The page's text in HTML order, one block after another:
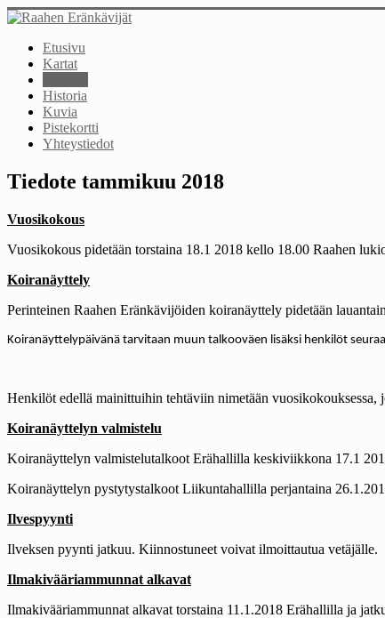
Etusivu
Kartat
Historia
Kuvia
Pistekortti
Yhteystiedot
Tiedote tammikuu 2018
Vuosikokous
Vuosikokous pidetään torstaina 18.1 2018 kello 18.00 Raahen
Koiranäyttely
Perinteinen Raahen Eränkävijöiden koiranäyttely pidetään
Koiranäyttelypäivänä tarvitaan muun talkooväen lisäksi henkilöt
Henkilöt edellä mainittuihin tehtäviin nimetään
Koiranäyttelyn valmistelu
Koiranäyttelyn valmistelutalkoot Erähallilla keskiviikkona 17.1
Koiranäyttelyn pystytystalkoot Liikuntahallilla perjantaina
Ilvespyynti
Ilveksen pyynti jatkuu. Kiinnostuneet voivat ilmoittautua vetäjälle.
Ilmakivääriammunnat alkavat
Ilmakivääriammunnat alkavat torstaina 11.1.2018 Erähallilla ja